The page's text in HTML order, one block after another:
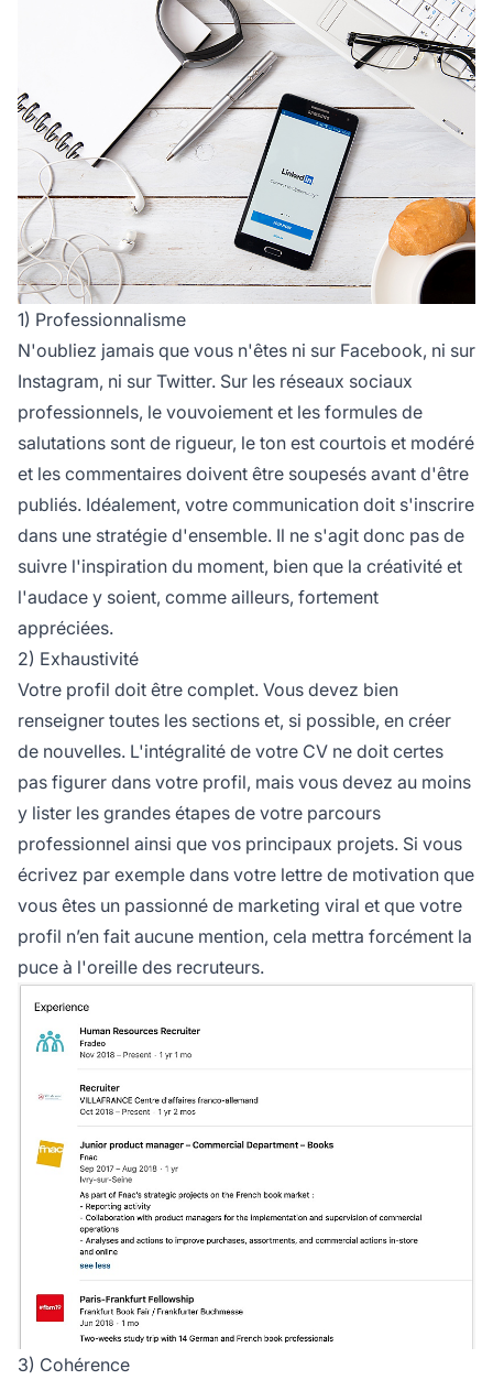
1) Professionnalisme
N'oubliez jamais que vous n'êtes ni sur Facebook, ni sur
Instagram, ni sur Twitter. Sur les réseaux sociaux
professionnels, le vouvoiement et les formules de
salutations sont de rigueur, le ton est courtois et modéré
et les commentaires doivent être soupesés avant d'être
publiés. Idéalement, votre communication doit s'inscrire
dans une stratégie d'ensemble. Il ne s'agit donc pas de
suivre l'inspiration du moment, bien que la créativité et
l'audace y soient, comme ailleurs, fortement
appréciées.
2) Exhaustivité
Votre profil doit être complet. Vous devez bien
renseigner toutes les sections et, si possible, en créer
de nouvelles. L'intégralité de votre CV ne doit certes
pas figurer dans votre profil, mais vous devez au moins
y lister les grandes étapes de votre parcours
professionnel ainsi que vos principaux projets. Si vous
écrivez par exemple dans votre lettre de motivation que
vous êtes un passionné de marketing viral et que votre
profil n’en fait aucune mention, cela mettra forcément la
puce à l'oreille des recruteurs.
3) Cohérence